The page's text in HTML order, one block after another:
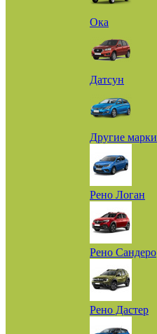
Ока
Датсун
Другие марки
Рено Логан
Рено Сандеро
Рено Дастер